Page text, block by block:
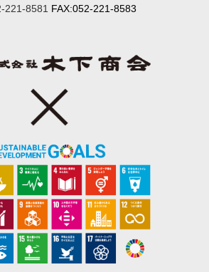
221-8581 FAX:052-221-8583